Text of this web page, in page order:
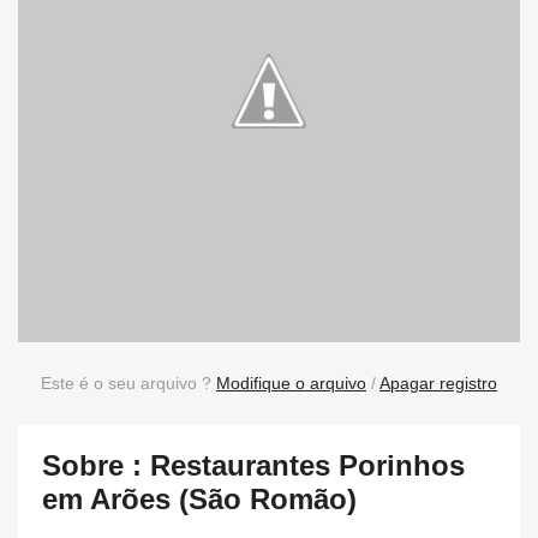
Este é o seu arquivo ? Modifique o arquivo /Apagar registro
Sobre : Restaurantes Porinhos
em Arões (São Romão)